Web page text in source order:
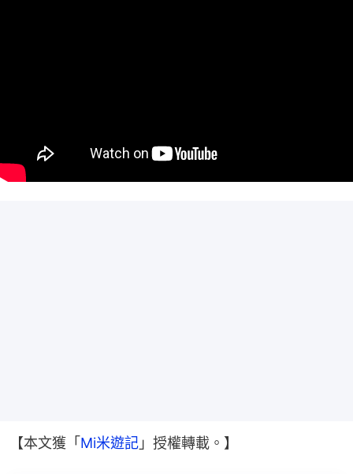
【本文獲「 Mi米遊記 」授權轉載。】